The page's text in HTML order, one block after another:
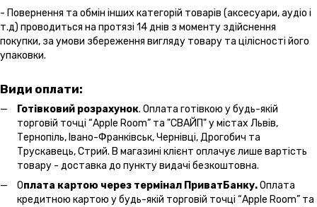
- Повернення та обмін інших категорій товарів (аксесуари, аудіо і
т.д) проводиться на протязі 14 днів з моменту здійснення
покупки, за умови збереження вигляду товару та цілісності його
упаковки.
Види оплати:
Готівковий розрахунок. Оплата готівкою у будь-якій
торговій точці “Apple Room” та "СВАЙП" у містах Львів,
Тернопіль, Івано-Франківськ, Чернівці, Дрогобич та
Трускавець, Стрий. В магазині клієнт оплачує лише вартість
товару - доставка до пункту видачі безкоштовна.
Оплата картою через термінал ПриватБанку.Оплата
кредитною картою у будь-якій торговій точці “Apple Room” та